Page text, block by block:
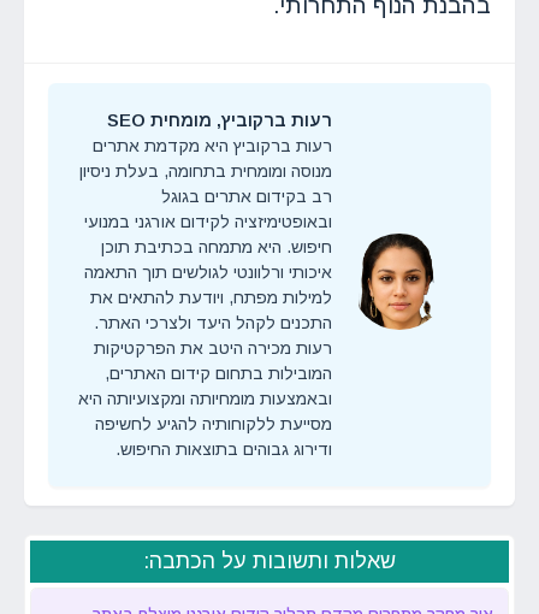
רעות ברקוביץ, מומחית SEO
רעות ברקוביץ היא מקדמת אתרים
מנוסה ומומחית בתחומה, בעלת ניסיון
רב בקידום אתרים בגוגל
ובאופטימיזציה לקידום אורגני במנועי
חיפוש. היא מתמחה בכתיבת תוכן
איכותי ורלוונטי לגולשים תוך התאמה
למילות מפתח, ויודעת להתאים את
התכנים לקהל היעד ולצרכי האתר.
רעות מכירה היטב את הפרקטיקות
המובילות בתחום קידום האתרים,
ובאמצעות מומחיותה ומקצועיותה היא
מסייעת ללקוחותיה להגיע לחשיפה
ודירוג גבוהים בתוצאות החיפוש.
שאלות ותשובות על הכתבה: